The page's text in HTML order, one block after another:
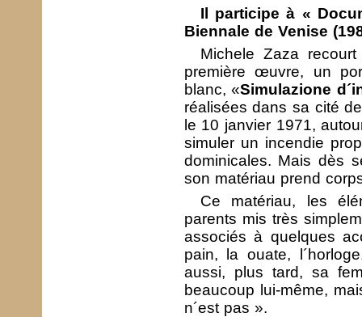
Il participe à «
Biennale de Venise
Michele Zaza
première œuvre, un
blanc, «Simulazione
réalisées dans sa cité
le 10 janvier 1971,
simuler un incendie
dominicales. Mais dès
son matériau prend
Ce matériau, les
parents mis très
associés à quelques
pain, la ouate,
aussi, plus tard, sa
beaucoup lui-même,
n´est pas ».